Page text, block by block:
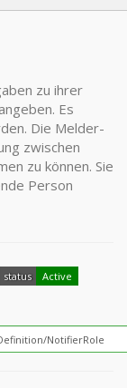
JSON
zu ihrer
Es
Die Melder-
zwischen
zu können. Sie
Person
status Active